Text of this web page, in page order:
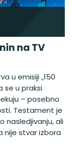
na TV
u emisiji „150
se u praksi
– posebno
Testament je
nasledjivanju, ali
nije stvar izbora